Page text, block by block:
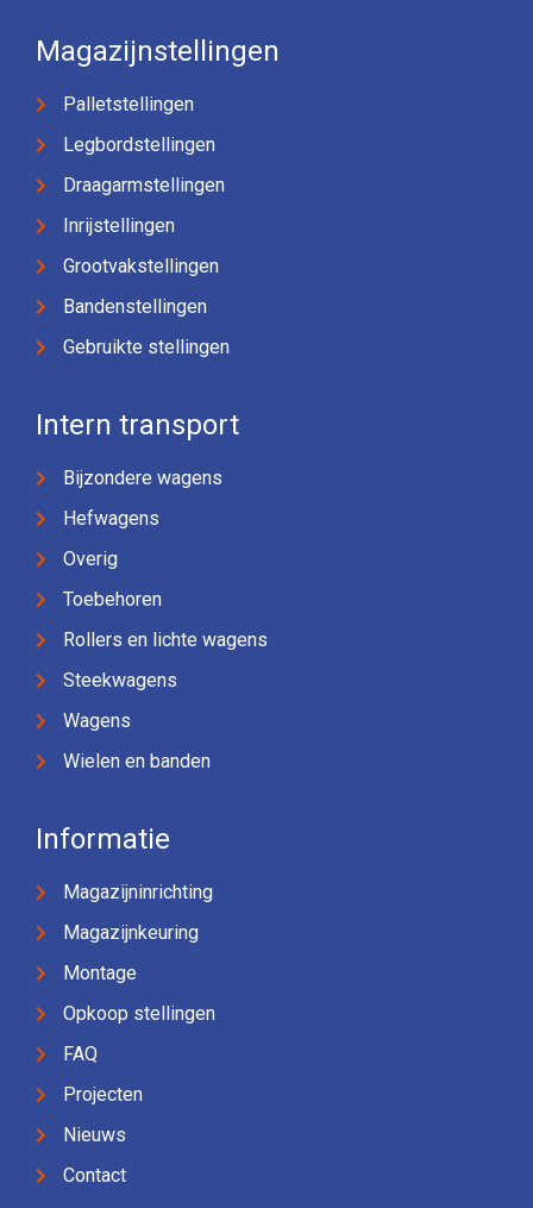
Magazijnstellingen
Palletstellingen
Legbordstellingen
Draagarmstellingen
Inrijstellingen
Grootvakstellingen
Bandenstellingen
Gebruikte stellingen
Intern transport
Bijzondere wagens
Hefwagens
Overig
Toebehoren
Rollers en lichte wagens
Steekwagens
Wagens
Wielen en banden
Informatie
Magazijninrichting
Magazijnkeuring
Montage
Opkoop stellingen
FAQ
Projecten
Nieuws
Contact